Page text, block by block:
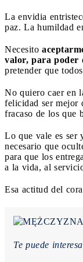
La envidia
paz. La humildad
Necesito
valor, para poder
pretender que
No quiero caer en
felicidad ser mejor
fracaso de los que
Lo que vale es ser
necesario que
para que los
a la vida, al
Esa actitud del
Te puede